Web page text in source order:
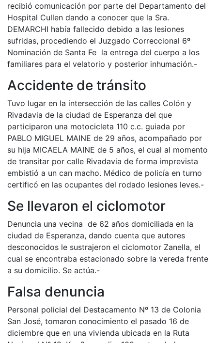
recibió comunicación por parte del Departamento del
Hospital Cullen dando a conocer que la Sra.
DEMARCHI había fallecido debido a las lesiones
sufridas, procediendo el Juzgado Correccional 6º
Nominación de Santa Fe la entrega del cuerpo a los
familiares para el velatorio y posterior inhumación.-
Accidente de tránsito
Tuvo lugar en la intersección de las calles Colón y
Rivadavia de la ciudad de Esperanza del que
participaron una motocicleta 110 c.c. guiada por
PABLO MIGUEL MAINE de 29 años, acompañado por
su hija MICAELA MAINE de 5 años, el cual al momento
de transitar por calle Rivadavia de forma imprevista
embistió a un can macho. Médico de policía en turno
certificó en las ocupantes del rodado lesiones leves.-
Se llevaron el ciclomotor
Denuncia una vecina de 62 años domiciliada en la
ciudad de Esperanza, dando cuenta que autores
desconocidos le sustrajeron el ciclomotor Zanella, el
cual se encontraba estacionado sobre la vereda frente
a su domicilio. Se actúa.-
Falsa denuncia
Personal policial del Destacamento Nº 13 de Colonia
San José, tomaron conocimiento el pasado 16 de
diciembre que en una vivienda ubicada en la Ruta